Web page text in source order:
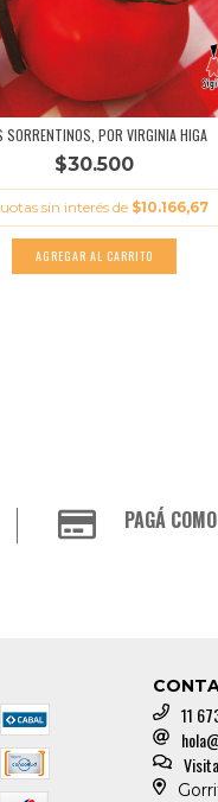
SORRENTINOS, POR VIRGINIA HIGA
$30.500
sin interés de $10.166,67
PAGÁ
11